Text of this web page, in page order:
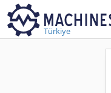
Türkiye